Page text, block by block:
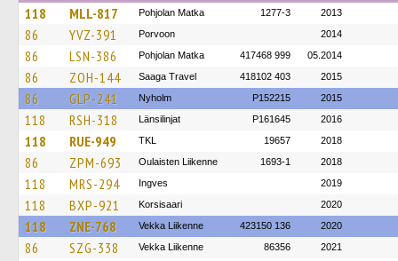
118
MLL-817 Pohjolan Matka 1277-3 2013
86 YVZ-391 Porvoon 2014
86 LSN-386 Pohjolan Matka 417468 999 05.2014
86 ZOH-144 Saaga Travel 418102 403 2015
86 GLP-241 Nyholm P152215 2015
118 RSH-318 Länsilinjat P161645 2016
118 RUE-949 TKL 19657 2018
86 ZPM-693 Oulaisten Liikenne 1693-1 2018
118 MRS-294 Ingves 2019
118 BXP-921 Korsisaari 2020
118 ZNE-768 Vekka Liikenne 423150 136 2020
86 SZG-338 Vekka Liikenne 86356 2021